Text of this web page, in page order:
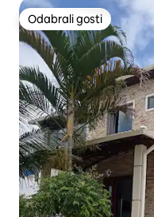
Odabrali gosti
Odabrali gosti